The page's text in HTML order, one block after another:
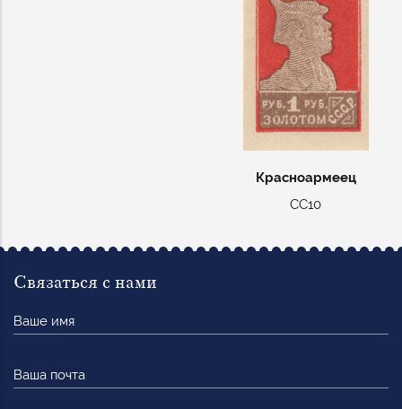
Красноармеец
СС10
Связаться с нами
имя
почта